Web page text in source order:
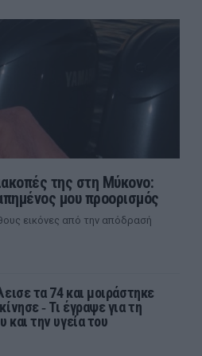
της στη Μύκονο:
μου προορισμός
εικόνες από την απόδρασή
τα 74 και μοιράστηκε
‑ Τι έγραψε για τη
και την υγεία του